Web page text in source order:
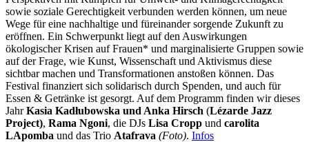
sowie soziale Gerechtigkeit verbunden werden können, um neue
Wege für eine nachhaltige und füreinander sorgende Zukunft zu
eröffnen. Ein Schwerpunkt liegt auf den Auswirkungen
ökologischer Krisen auf Frauen* und marginalisierte Gruppen sowie
auf der Frage, wie Kunst, Wissenschaft und Aktivismus diese
sichtbar machen und Transformationen anstoßen können. Das
Festival finanziert sich solidarisch durch Spenden, und auch für
Essen & Getränke ist gesorgt. Auf dem Programm finden wir dieses
JahrKasia Kadłubowska und Anka Hirsch (Lézarde Jazz
Project), Rama Ngoni, die DJs Lisa Cropp und carolita
LApomba und das Trio Atafrava (Foto). Infos